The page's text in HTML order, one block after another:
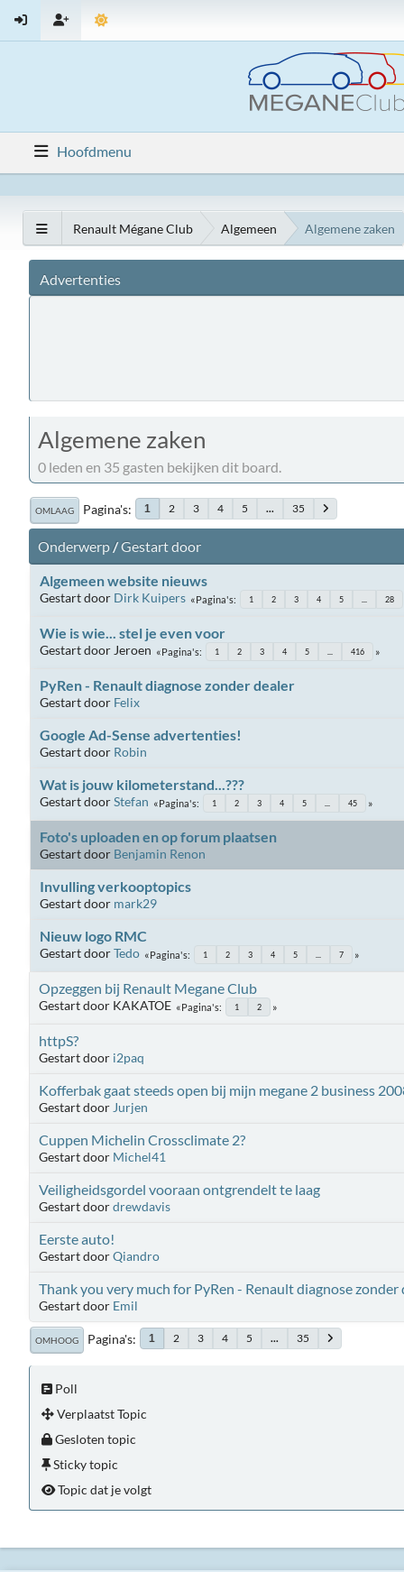
Hoofdmenu
Renault Mégane Club Algemeen Algemene zaken
Advertenties
Algemene zaken
0 leden en 35 gasten bekijken dit board.
OMLAAG Pagina's 1 2 3 4 5 ... 35
Onderwerp/Gestart door
Algemeen website nieuws
Gestart door Dirk Kuipers Pagina's 1 2 3 4 5 28
Wie is wie... stel je even voor
Gestart door Jeroen Pagina's 1 2 3 4 5 416
PyRen - Renault diagnose zonder dealer
Gestart door Felix
Google Ad-Sense advertenties!
Gestart door Robin
Wat is jouw kilometerstand...???
Gestart doorStefan Pagina's 1 2 3 4 5 45
Foto's uploaden en op forum plaatsen
Gestart door Benjamin Renon
Invulling verkooptopics
Gestart door mark29
Nieuw logo RMC
Gestart doorTedo Pagina's 1 2 3 4 5 7
Opzeggen bij Renault Megane Club
Gestart door KAKATOE Pagina's 1 2
httpS?
Gestart door i2paq
Kofferbak gaat steeds open bij mijn megane 2 business
Gestart door Jurjen
Cuppen Michelin Crossclimate 2?
Gestart door Michel41
Veiligheidsgordel vooraan ontgrendelt te laag
Gestart doordrewdavis
Eerste auto!
Gestart doorQiandro
Thank you very much for PyRen - Renault diagnose zonder
Gestart door Emil
OMHOOG Pagina's 1 2 3 4 5 ... 35
Poll
Verplaatst Topic
Gesloten topic
Sticky topic
Topic dat je volgt